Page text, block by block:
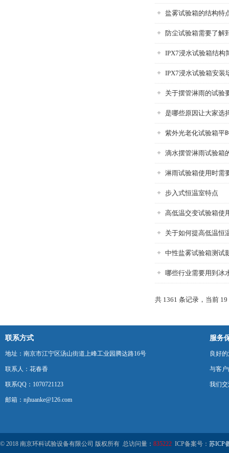
盐雾试验箱的结构特
防尘试验箱需要了解
IPX7浸水试验箱结构
IPX7浸水试验箱安装
关于摆管淋雨的试验
是哪些原因让大家选
紫外光老化试验箱平
滴水摆管淋雨试验箱
淋雨试验箱使用时需
步入式恒温室特点
高低温交变试验箱使
关于如何提高低温恒
中性盐雾试验箱测试
哪些行业需要用到冰
共 1361 条记录，当前
联系方式
地址：南京市江宁区汤山街道上峰工业园腾达路16号
联系人：花春香
联系QQ：1070721123
邮箱：njhuanke@126.com
服务
良好
与客
我们
© 2018 南京环科试验设备有限公司 版权所有 总访问量： 835222 ICP备案号： 苏ICP